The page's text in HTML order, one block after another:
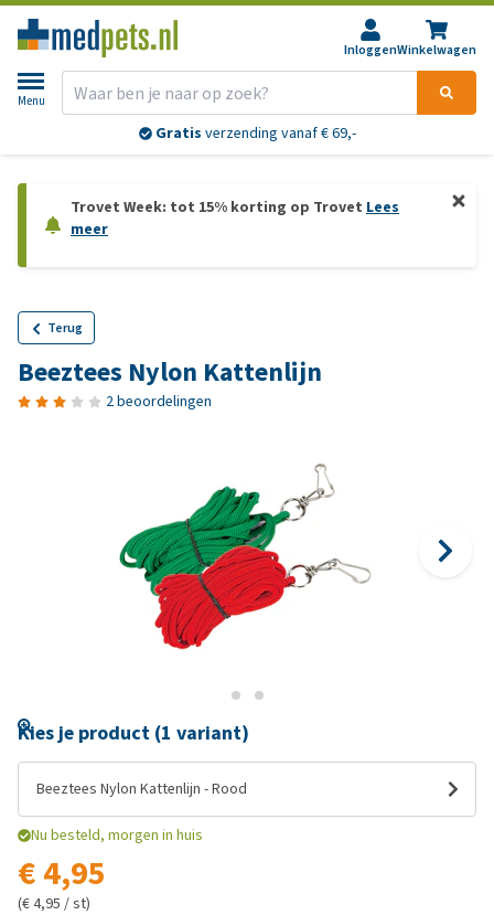
InloggenWinkelwagen
Menu
Gratis verzending vanaf € 69,-
Trovet Week: tot 15% korting op Trovet Lees
meer
Terug
Beeztees Nylon Kattenlijn
2 beoordelingen
Kies je product (1 variant)
Beeztees Nylon Kattenlijn - Rood
Nu besteld, morgen in huis
€ 4,95
(€ 4,95 / st)